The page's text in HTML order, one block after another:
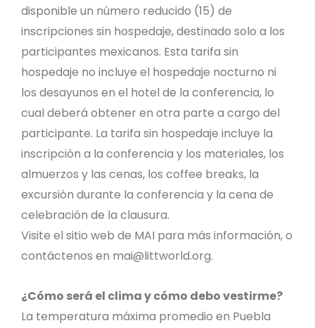
disponible un número reducido (15) de
inscripciones sin hospedaje, destinado solo a los
participantes mexicanos. Esta tarifa sin
hospedaje no incluye el hospedaje nocturno ni
los desayunos en el hotel de la conferencia, lo
cual deberá obtener en otra parte a cargo del
participante. La tarifa sin hospedaje incluye la
inscripción a la conferencia y los materiales, los
almuerzos y las cenas, los coffee breaks, la
excursión durante la conferencia y la cena de
celebración de la clausura.
Visite el sitio web de MAI para más información, o
contáctenos en mai@littworld.org.
¿Cómo será el clima y cómo debo vestirme?
La temperatura máxima promedio en Puebla